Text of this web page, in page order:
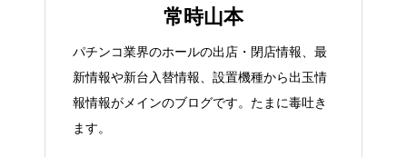
常時山本
パチンコ業界のホールの出店・閉店情報、最
新情報や新台入替情報、設置機種から出玉情
報情報がメインのブログです。たまに毒吐き
ます。